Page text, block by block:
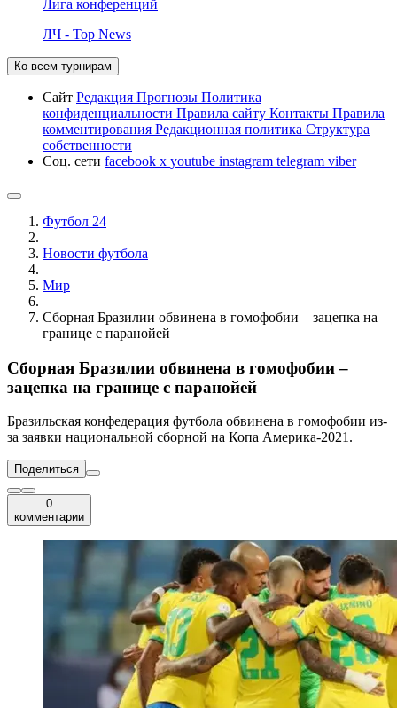
Лига конференций
ЛЧ - Top News
Ко всем турнирам
Сайт Редакция Прогнозы Политика
конфиденциальности Правила сайту Контакты Правила
комментирования Редакционная политика Структура
собственности
Соц. сети facebook x youtube instagram telegram viber
Футбол 24
Новости футбола
Мир
Сборная Бразилии обвинена в гомофобии – зацепка на
границе с паранойей
Сборная Бразилии обвинена в гомофобии –
зацепка на границе с паранойей
Бразильская конфедерация футбола обвинена в гомофобии из-
за заявки национальной сборной на Копа Америка-2021.
Поделиться
0
комментарии